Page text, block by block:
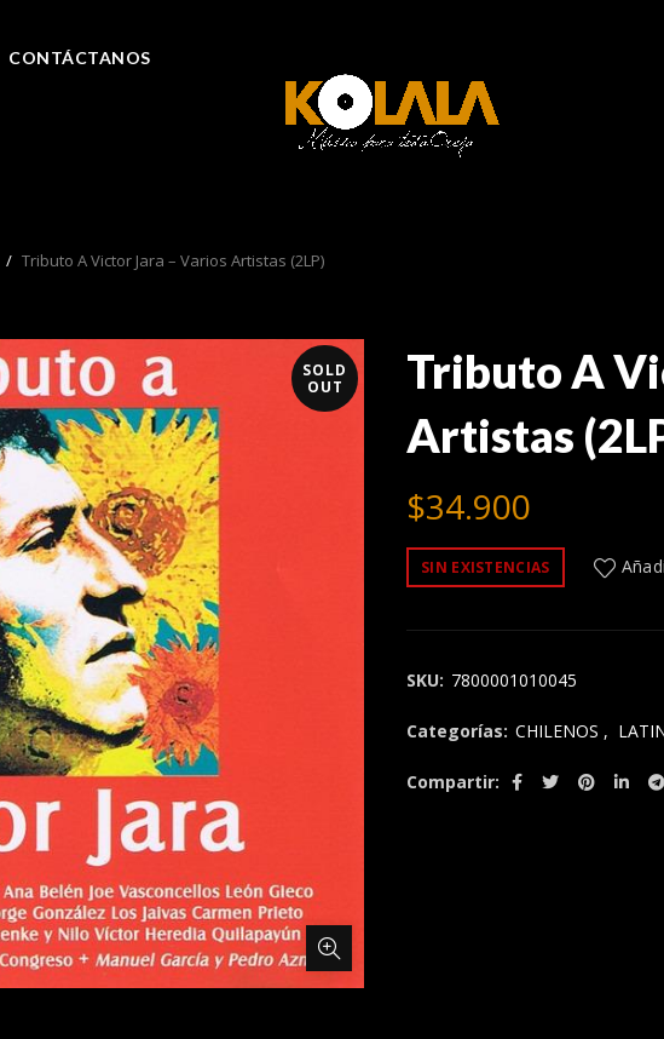
CONTÁCTANOS
Tributo A Victor Jara – Varios Artistas (2LP)
SOLD
OUT
Tributo A
Artistas
$34.900
SIN EXISTENCIAS
SKU: 7800001010045
Categorías: CHILENOS ,
Compartir